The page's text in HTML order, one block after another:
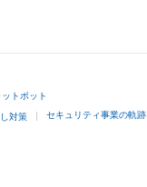
トボット
対策 セキュリティ事業の軌跡